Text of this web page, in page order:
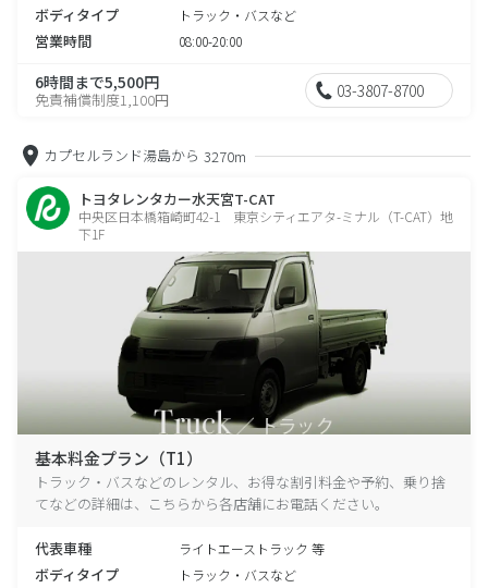
ボディタイプ トラック・バスなど
営業時間 08:00-20:00
6時間まで5,500円
免責補償制度1,100円 03-3807-8700
カプセルランド湯島から 3270m
トヨタレンタカー水天宮T-CAT
中央区日本橋箱崎町42-1 東京シティエアタ-ミナル（T-CAT）地
下1F
基本料金プラン（T1）
トラック・バスなどのレンタル、お得な割引料金や予約、乗り捨
てなどの詳細は、こちらから各店舗にお電話ください。
代表車種 ライトエーストラック 等
ボディタイプ トラック・バスなど